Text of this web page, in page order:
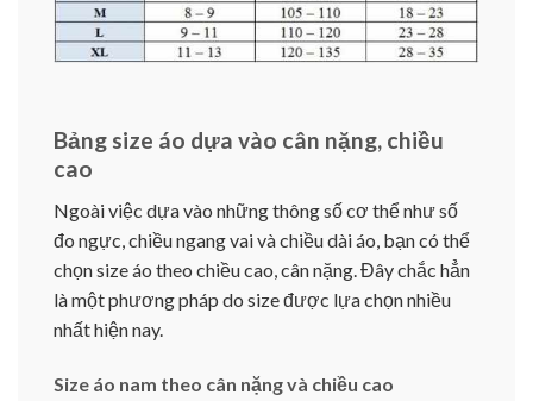
Bảng size áo dựa vào cân nặng, chiều
cao
Ngoài việc dựa vào những thông số cơ thể như số
đo ngực, chiều ngang vai và chiều dài áo, bạn có thể
chọn size áo theo chiều cao, cân nặng. Đây chắc hẳn
là một phương pháp do size được lựa chọn nhiều
nhất hiện nay.
Size áo nam theo cân nặng và chiều cao